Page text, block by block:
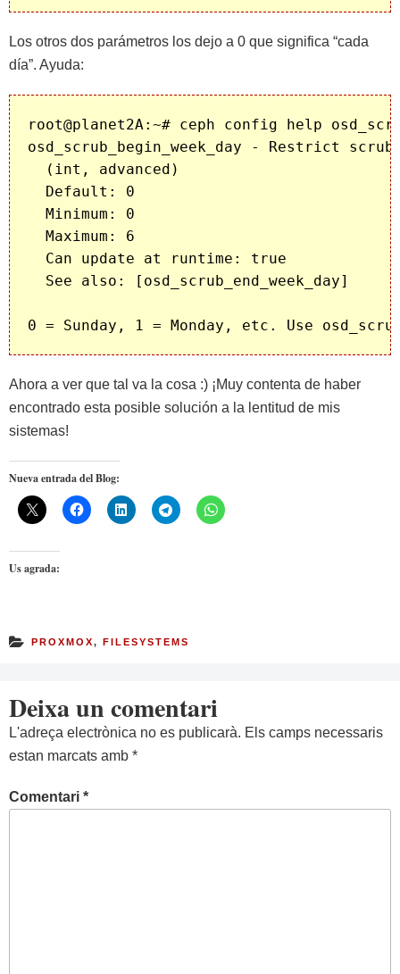
Los otros dos parámetros los dejo a 0 que significa “cada
día”. Ayuda:
root@planet2A:~# ceph config help
osd_scrub_begin_week_day - Restrict
  (int, advanced)
  Default: 0
  Minimum: 0
  Maximum: 6
  Can update at runtime: true
  See also: [osd_scrub_end_week_day]
Ahora a ver que tal va la cosa :) ¡Muy contenta de haber
encontrado esta posible solución a la lentitud de mis
sistemas!
Nueva entrada del Blog:
Us agrada:
PROXMOX, FILESYSTEMS
Deixa un comentari
L'adreça electrònica no es publicarà. Els camps necessaris
estan marcats amb *
Comentari *